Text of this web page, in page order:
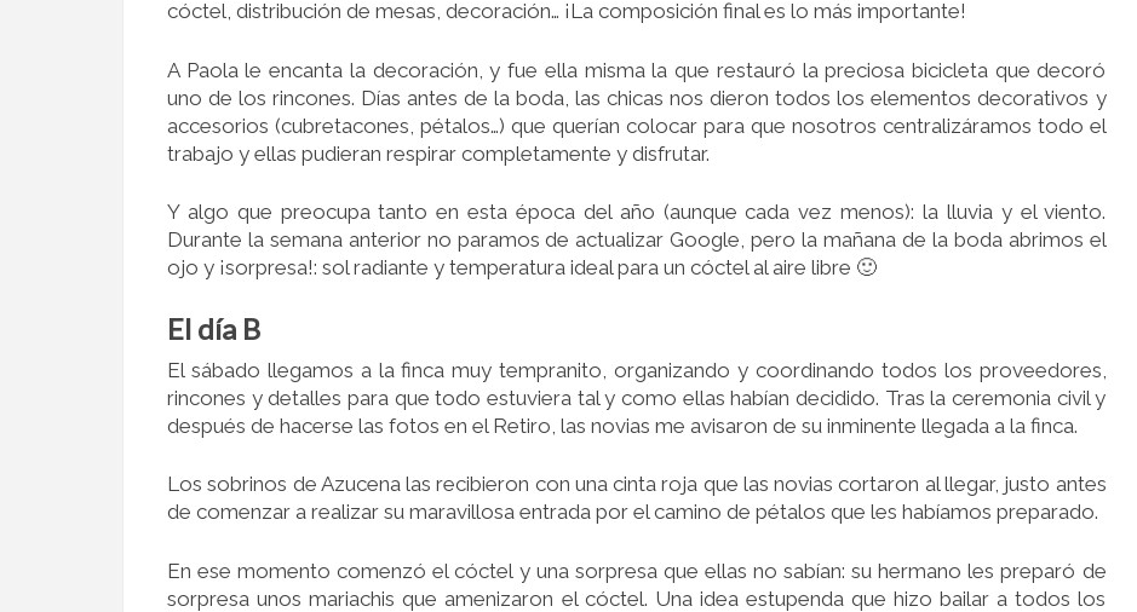
cóctel, distribución de mesas, decoración… ¡La composición final es lo más importante!
A Paola le encanta la decoración, y fue ella misma la que restauró la preciosa bicicleta que decoró
uno de los rincones. Días antes de la boda, las chicas nos dieron todos los elementos decorativos y
accesorios (cubretacones, pétalos…) que querían colocar para que nosotros centralizáramos todo el
trabajo y ellas pudieran respirar completamente y disfrutar.
Y algo que preocupa tanto en esta época del año (aunque cada vez menos): la lluvia y el viento.
Durante la semana anterior no paramos de actualizar Google, pero la mañana de la boda abrimos el
ojo y ¡sorpresa!: sol radiante y temperatura ideal para un cóctel al aire libre 🙂
El día B
El sábado llegamos a la finca muy tempranito, organizando y coordinando todos los proveedores,
rincones y detalles para que todo estuviera tal y como ellas habían decidido. Tras la ceremonia civil y
después de hacerse las fotos en el Retiro, las novias me avisaron de su inminente llegada a la finca.
Los sobrinos de Azucena las recibieron con una cinta roja que las novias cortaron al llegar, justo antes
de comenzar a realizar su maravillosa entrada por el camino de pétalos que les habíamos preparado.
En ese momento comenzó el cóctel y una sorpresa que ellas no sabían: su hermano les preparó de
sorpresa unos mariachis que amenizaron el cóctel. Una idea estupenda que hizo bailar a todos los